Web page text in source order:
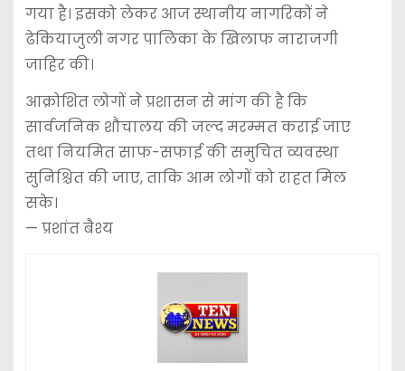
गया है। इसको लेकर आज स्थानीय नागरिकों ने
ढेकियाजुली नगर पालिका के खिलाफ नाराजगी
जाहिर की।
आक्रोशित लोगों ने प्रशासन से मांग की है कि
सार्वजनिक शौचालय की जल्द मरम्मत कराई जाए
तथा नियमित साफ-सफाई की समुचित व्यवस्था
सुनिश्चित की जाए, ताकि आम लोगों को राहत मिल
सके।
— प्रशांत बैश्य